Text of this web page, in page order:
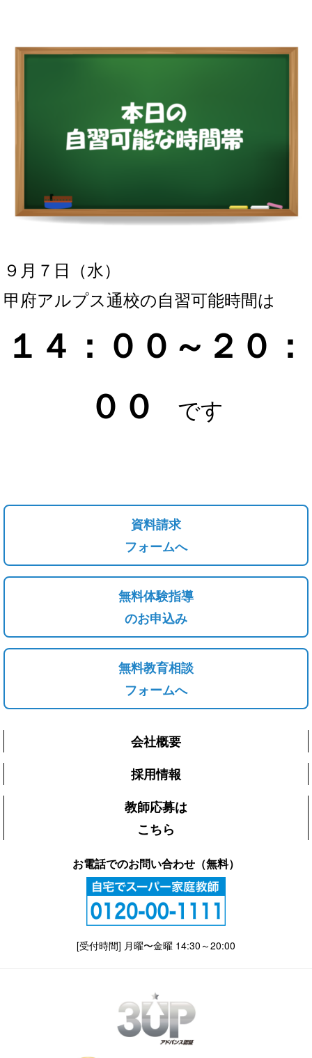
９月７日（水）
甲府アルプス通校の自習可能時間は
１４：００～２０：
００
です
資料請求
フォームへ
無料体験指導
のお申込み
無料教育相談
フォームへ
会社概要
採用情報
教師応募は
こちら
お電話でのお問い合わせ（無料）
[受付時間] 月曜〜金曜 14:30～20:00